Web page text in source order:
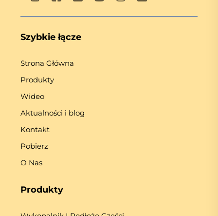
Szybkie łącze
Strona Główna
Produkty
Wideo
Aktualności i blog
Kontakt
Pobierz
O Nas
Produkty